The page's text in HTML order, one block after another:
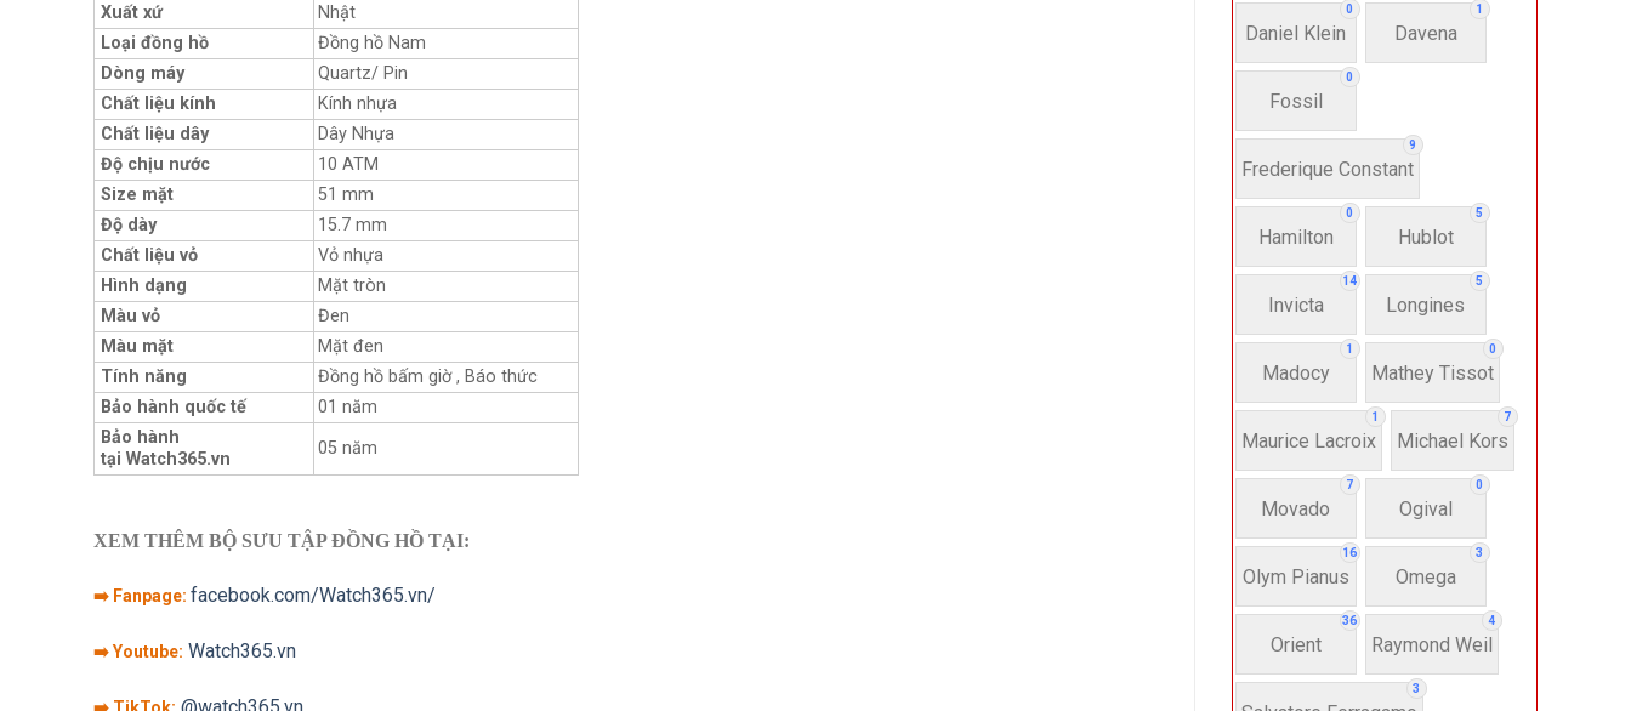
0
Daniel Klein
1
Davena
0
Fossil
9
Frederique Constant
0
Hamilton
5
Hublot
14
Invicta
5
Longines
1
Madocy
0
Mathey Tissot
1
Maurice Lacroix
7
Michael Kors
7
Movado
0
Ogival
16
Olym Pianus
3
Omega
36
Orient
4
Raymond Weil
3
Xuất xứ
Nhật
Loại đồng hồ
Đồng hồ Nam
Dòng máy
Quartz/ Pin
Chất liệu kính
Kính nhựa
Chất liệu dây
Dây Nhựa
Độ chịu nước
10 ATM
Size mặt
51 mm
Độ dày
15.7 mm
Chất liệu vỏ
Vỏ nhựa
Hình dạng
Mặt tròn
Màu vỏ
Đen
Màu mặt
Mặt đen
Tính năng
Đồng hồ bấm giờ , Báo thức
Bảo hành quốc tế
01 năm
Bảo hành
tại Watch365.vn
05 năm
XEM THÊM BỘ SƯU TẬP ĐỒNG HỒ TẠI:
➡️ Fanpage: facebook.com/Watch365.vn/
➡️ Youtube: Watch365.vn